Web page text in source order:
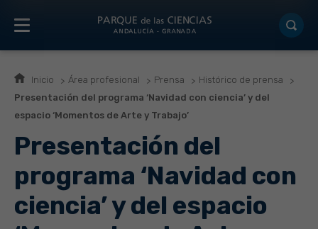
Inicio Área profesional Prensa
Histórico de prensa
Presentación del programa ‘Navidad con ciencia’ y del
espacio ‘Momentos de Arte y Trabajo’
Presentación del
programa ‘Navidad con
ciencia’ y del espacio